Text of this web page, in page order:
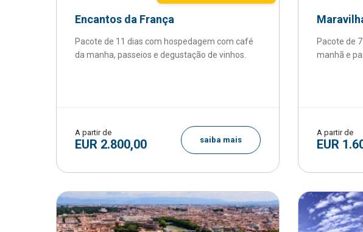
Encantos da França
Pacote de 11 dias com hospedagem com café
da manha, passeios e degustação de vinhos.
A partir de
EUR 2.800,00 saiba mais
Pacote de
manhã e
A partir de
EUR